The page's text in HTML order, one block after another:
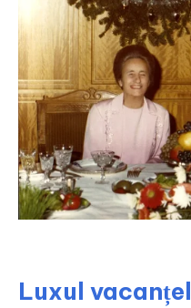
Luxul